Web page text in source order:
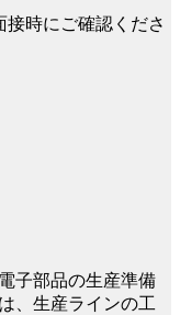
時にご確認くださ
子部品の生産準備
、生産ラインの工